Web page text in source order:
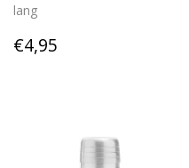
lang
Regular
price
€4,95